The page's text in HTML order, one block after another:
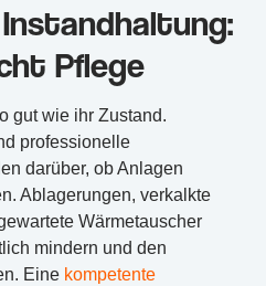
Pflege
gut wie ihr Zustand.
professionelle
darüber, ob Anlagen
Ablagerungen, verkalkte
Wärmetauscher
mindern und den
Eine kompetente